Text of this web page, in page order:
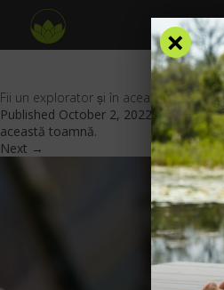
Fii un explorator și în această toamnă
Published October 2, 2022 at840 ×
această toamnă.
Next →
×